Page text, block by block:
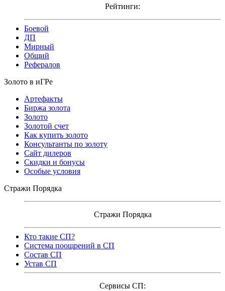
Рейтинги:
Боевой
ДП
Мирный
Общий
Рефералов
Золото в иГРе
Артефакты
Биржа золота
Золото
Золотой счет
Как купить золото
Консультанты по золоту
Сайт дилеров
Скидки и бонусы
Особые условия
Стражи Порядка
Стражи Порядка
Кто такие СП?
Система поощрений в СП
Состав СП
Устав СП
Сервисы СП: